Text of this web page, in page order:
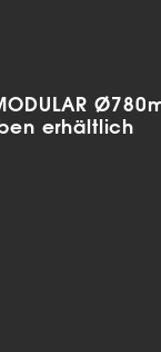
erhältlich